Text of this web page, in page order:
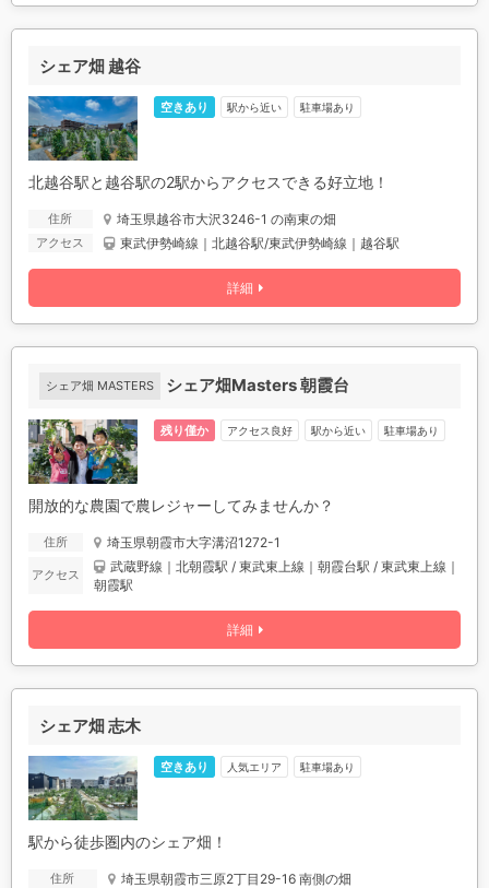
シェア畑 越谷
詳細
空きあり 駅から近い 駐車場あり
北越谷駅と越谷駅の2駅からアクセスできる好立地！
住所 埼玉県越谷市大沢3246-1 の南東の畑
アクセス 東武伊勢崎線｜北越谷駅/東武伊勢崎線｜越谷駅
シェア畑 MASTERS シェア畑Masters 朝霞台
詳細
残り僅か アクセス良好 駅から近い 駐車場あり
開放的な農園で農レジャーしてみませんか？
住所 埼玉県朝霞市大字溝沼1272-1
アクセス 武蔵野線｜北朝霞駅 / 東武東上線｜朝霞台駅 / 東武東上線｜
朝霞駅
シェア畑 志木
空きあり 人気エリア 駐車場あり
駅から徒歩圏内のシェア畑！
住所 埼玉県朝霞市三原2丁目29-16 南側の畑